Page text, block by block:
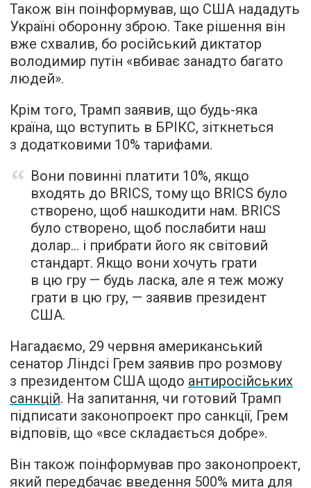
Також він поінформував, що США нададуть
Україні оборонну зброю. Таке рішення він
вже схвалив, бо російський диктатор
володимир путін «вбиває занадто багато
людей».
Крім того, Трамп заявив, що будь-яка
країна, що вступить в БРІКС, зіткнеться
з додатковими 10% тарифами.
Вони повинні платити 10%, якщо
входять до BRICS, тому що BRICS було
створено, щоб нашкодити нам. BRICS
було створено, щоб послабити наш
долар… і прибрати його як світовий
стандарт. Якщо вони хочуть грати
в цю гру — будь ласка, але я теж можу
грати в цю гру, — заявив президент
США.
Нагадаємо, 29 червня американський
сенатор Ліндсі Грем заявив про розмову
з президентом США щодо антиросійських
санкцій. На запитання, чи готовий Трамп
підписати законопроект про санкції, Грем
відповів, що «все складається добре».
Він також поінформував про законопроект,
який передбачає введення 500% мита для